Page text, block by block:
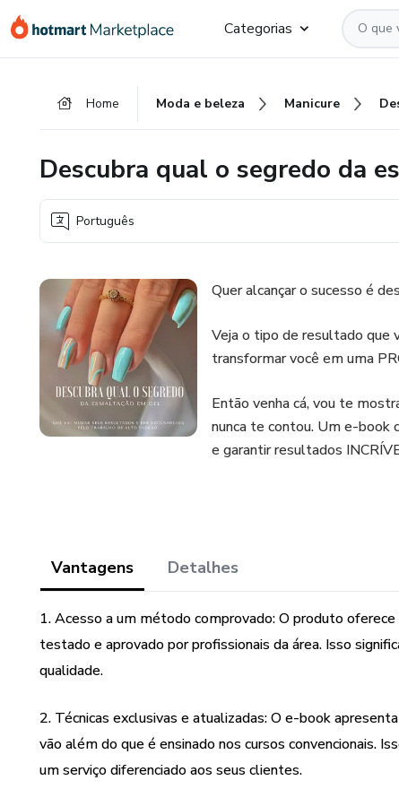
para
para
para
Categorias
Home Moda e beleza Manicure
Descubra qual o segredo da
Português
Quer alcançar o sucesso é
Veja o tipo de resultado que
transformar você em uma
Então venha cá, vou te
nunca te contou. Um e-book
e garantir resultados
Vantagens Detalhes
1. Acesso a um método comprovado: O produto
testado e aprovado por profissionais da área. Isso
qualidade.
2. Técnicas exclusivas e atualizadas: O e-book
vão além do que é ensinado nos cursos convencionais.
um serviço diferenciado aos seus clientes.